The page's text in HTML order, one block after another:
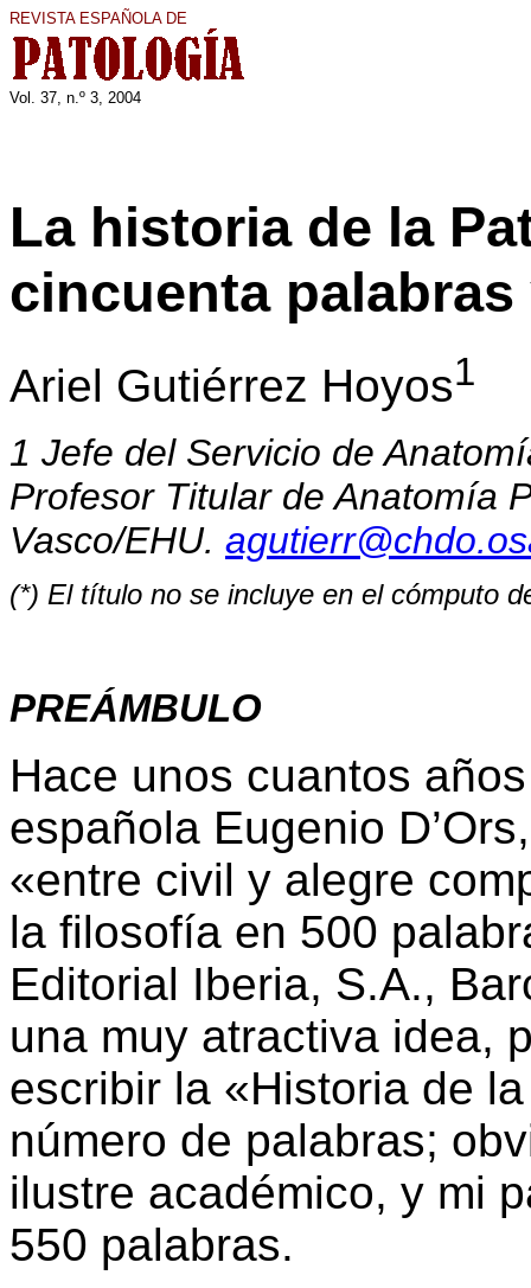
REVISTA ESPAÑOLA DE
Vol. 37, n.º 3, 2004
La historia de la
cincuenta
Ariel Gutiérrez Hoyos1
1 Jefe del Servicio de
Profesor Titular de Anatomía
Vasco/EHU.
(*) El título no se incluye en el cómputo
PREÁMBULO
Hace unos cuantos
española Eugenio
«entre civil y alegre
la filosofía en 500
Editorial Iberia, S.A.,
una muy atractiva idea,
escribir la «Historia de
número de palabras;
ilustre académico, y mi
550 palabras.